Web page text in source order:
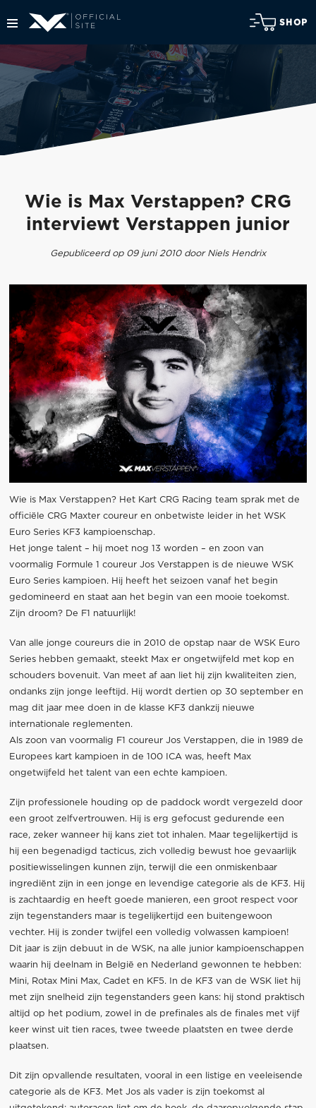
SHOP
Wie is Max Verstappen? CRG
interviewt Verstappen junior
Gepubliceerd op 09 juni 2010 door Niels Hendrix
Wie is Max Verstappen? Het Kart CRG Racing team sprak met de
officiële CRG Maxter coureur en onbetwiste leider in het WSK
Euro Series KF3 kampioenschap.
Het jonge talent – hij moet nog 13 worden – en zoon van
voormalig Formule 1 coureur Jos Verstappen is de nieuwe WSK
Euro Series kampioen. Hij heeft het seizoen vanaf het begin
gedomineerd en staat aan het begin van een mooie toekomst.
Zijn droom? De F1 natuurlijk!
Van alle jonge coureurs die in 2010 de opstap naar de WSK Euro
Series hebben gemaakt, steekt Max er ongetwijfeld met kop en
schouders bovenuit. Van meet af aan liet hij zijn kwaliteiten zien,
ondanks zijn jonge leeftijd. Hij wordt dertien op 30 september en
mag dit jaar mee doen in de klasse KF3 dankzij nieuwe
internationale reglementen.
Als zoon van voormalig F1 coureur Jos Verstappen, die in 1989 de
Europees kart kampioen in de 100 ICA was, heeft Max
ongetwijfeld het talent van een echte kampioen.
Zijn professionele houding op de paddock wordt vergezeld door
een groot zelfvertrouwen. Hij is erg gefocust gedurende een
race, zeker wanneer hij kans ziet tot inhalen. Maar tegelijkertijd is
hij een begenadigd tacticus, zich volledig bewust hoe gevaarlijk
positiewisselingen kunnen zijn, terwijl die een onmiskenbaar
ingrediënt zijn in een jonge en levendige categorie als de KF3. Hij
is zachtaardig en heeft goede manieren, een groot respect voor
zijn tegenstanders maar is tegelijkertijd een buitengewoon
vechter. Hij is zonder twijfel een volledig volwassen kampioen!
Dit jaar is zijn debuut in de WSK, na alle junior kampioenschappen
waarin hij deelnam in België en Nederland gewonnen te hebben:
Mini, Rotax Mini Max, Cadet en KF5. In de KF3 van de WSK liet hij
met zijn snelheid zijn tegenstanders geen kans: hij stond praktisch
altijd op het podium, zowel in de prefinales als de finales met vijf
keer winst uit tien races, twee tweede plaatsten en twee derde
plaatsen.
Dit zijn opvallende resultaten, vooral in een listige en veeleisende
categorie als de KF3. Met Jos als vader is zijn toekomst al